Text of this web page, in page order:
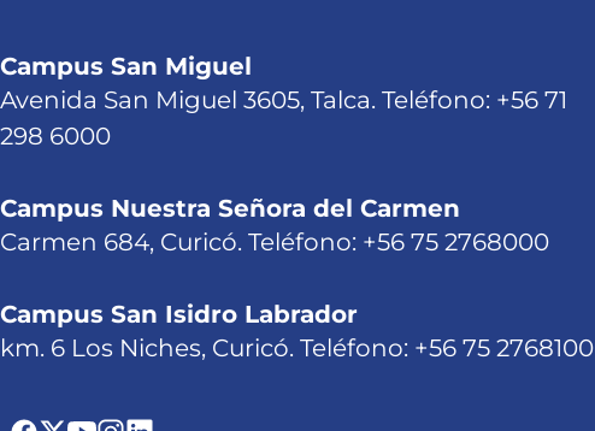
Campus San Miguel
Avenida San Miguel 3605, Talca. Teléfono: +56 71
298 6000
Campus Nuestra Señora del Carmen
Carmen 684, Curicó. Teléfono: +56 75 2768000
Campus San Isidro Labrador
km. 6 Los Niches, Curicó. Teléfono: +56 75 2768100